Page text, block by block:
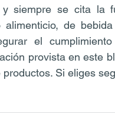
y siempre se cita la
alimenticio, de
el
provista en este
Si eliges